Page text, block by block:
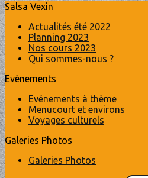
Salsa Vexin
Actualités été 2022
Planning 2023
Nos cours 2023
Qui sommes-nous ?
Evènements
Evénements à thème
Menucourt et environs
Voyages culturels
Galeries Photos
Galeries Photos